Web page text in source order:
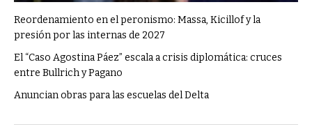
Reordenamiento en el peronismo: Massa, Kicillof y la
presión por las internas de 2027
El “Caso Agostina Páez” escala a crisis diplomática: cruces
entre Bullrich y Pagano
Anuncian obras para las escuelas del Delta